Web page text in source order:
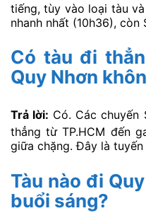
tiếng, tùy vào loại tàu
nhanh nhất (10h36), còn
Có tàu đi
Quy Nhơn
Trả lời: Có. Các chuyến
thẳng từ TP.HCM đến
giữa chặng. Đây là
Tàu nào đi
buổi sáng?